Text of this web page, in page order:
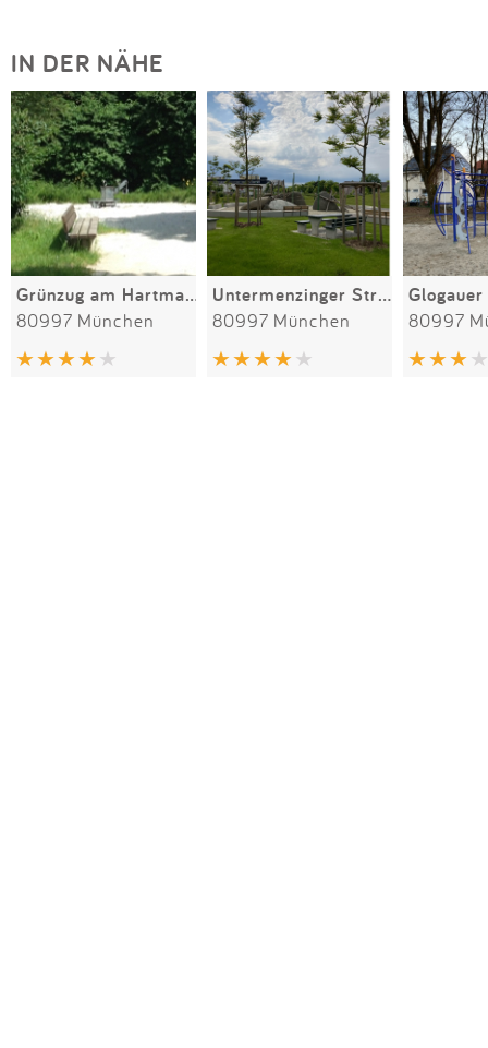
IN DER NÄHE
Grünzug am Hartmannshofer Bächl
80997 München
Untermenzinger Straße
80997 München 80997